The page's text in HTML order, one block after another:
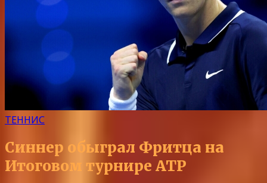
ТЕННИС
Синнер обыграл Фритца на
Итоговом турнире ATP